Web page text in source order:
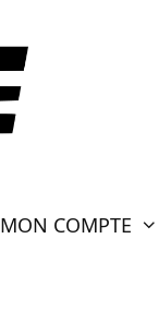
MON COMPTE